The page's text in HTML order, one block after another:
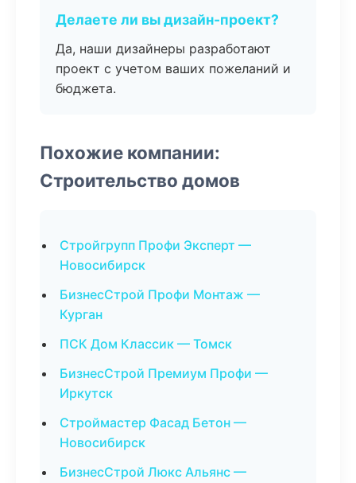
Делаете ли вы дизайн-проект?
Да, наши дизайнеры разработают
проект с учетом ваших пожеланий и
бюджета.
Похожие компании:
Строительство домов
Стройгрупп Профи Эксперт —
Новосибирск
БизнесСтрой Профи Монтаж —
Курган
ПСК Дом Классик — Томск
БизнесСтрой Премиум Профи —
Иркутск
Строймастер Фасад Бетон —
Новосибирск
БизнесСтрой Люкс Альянс —